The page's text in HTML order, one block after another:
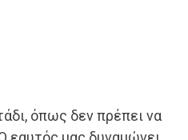
όπως δεν πρέπει να